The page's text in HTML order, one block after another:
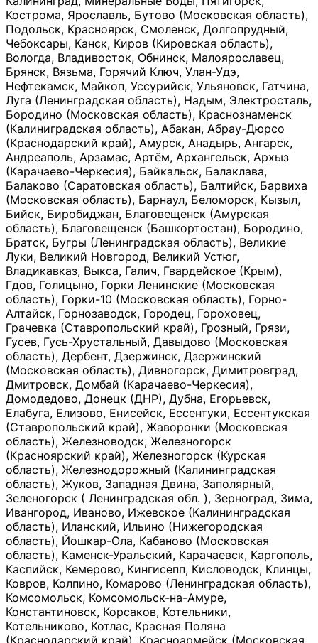
Кострома, Ярославль, Бутово (Московская область),
Подольск, Красноярск, Смоленск, Долгопрудный,
Чебоксары, Канск, Киров (Кировская область),
Вологда, Владивосток, Обнинск, Малоярославец,
Брянск, Вязьма, Горячий Ключ, Улан-Удэ,
Нефтекамск, Майкоп, Уссурийск, Ульяновск, Гатчина,
Луга (Ленинградская область), Надым, Электросталь,
Бородино (Московская область), Краснознаменск
(Калиниградская область), Абакан, Абрау-Дюрсо
(Краснодарский край), Амурск, Анадырь, Ангарск,
Андреаполь, Арзамас, Артём, Архангельск, Архыз
(Карачаево-Черкесия), Байкальск, Балаклава,
Балаково (Саратовская область), Балтийск, Барвиха
(Московская область), Барнаул, Беломорск, Кызыл,
Бийск, Биробиджан, Благовещенск (Амурская
область), Благовещенск (Башкортостан), Бородино,
Братск, Бугры (Ленинградская область), Великие
Луки, Великий Новгород, Великий Устюг,
Владикавказ, Выкса, Галич, Гвардейское (Крым),
Гдов, Голицыно, Горки Ленинские (Московская
область), Горки-10 (Московская область), Горно-
Алтайск, Горнозаводск, Городец, Гороховец,
Грачевка (Ставропольский край), Грозный, Грязи,
Гусев, Гусь-Хрустальный, Давыдово (Московская
область), Дербент, Дзержинск, Дзержинский
(Московская область), Дивногорск, Димитровград,
Дмитровск, Домбай (Карачаево-Черкесия),
Домодедово, Донецк (ДНР), Дубна, Егорьевск,
Елабуга, Елизово, Енисейск, Ессентуки, Ессентукская
(Ставропольский край), Жаворонки (Московская
область), Железноводск, Железногорск
(Красноярский край), Железногорск (Курская
область), Железнодорожный (Калининградская
область), Жуков, Западная Двина, Заполярный,
Зеленогорск ( Ленинградская обл. ), Зерноград, Зима,
Ивангород, Иваново, Ижевское (Калининградская
область), Иланский, Ильино (Нижегородская
область), Йошкар-Ола, Кабаново (Московская
область), Каменск-Уральский, Карачаевск, Каргополь,
Каспийск, Кемерово, Кингисепп, Кисловодск, Клинцы,
Ковров, Колпино, Комарово (Ленинградская область),
Комсомольск, Комсомольск-на-Амуре,
Константиновск, Корсаков, Котельники,
Котельниково, Котлас, Красная Поляна
(Краснодарский край), Красноармейск (Московская